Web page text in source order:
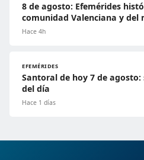
8 de agosto: Efemérides
comunidad Valenciana y del
Hace 4h
EFEMÉRIDES
Santoral de hoy 7 de
del día
Hace 1 días